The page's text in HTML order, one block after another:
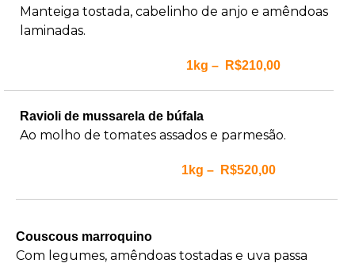
Manteiga tostada, cabelinho de anjo e amêndoas
laminadas.
1kg – R$210,00
Ravioli de mussarela de búfala
Ao molho de tomates assados e parmesão.
1kg – R$520,00
Couscous marroquino
Com legumes, amêndoas tostadas e uva passa